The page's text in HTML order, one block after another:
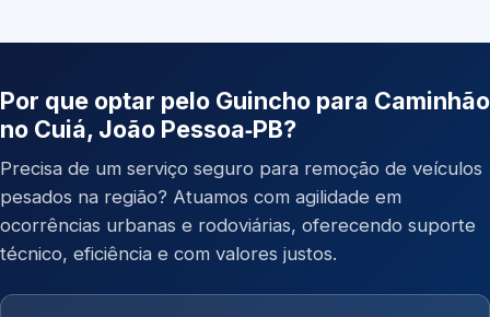
Por que optar pelo Guincho para Caminhão
no Cuiá, João Pessoa‑PB?
Precisa de um serviço seguro para remoção de veículos
pesados na região? Atuamos com agilidade em
ocorrências urbanas e rodoviárias, oferecendo suporte
técnico, eficiência e com valores justos.